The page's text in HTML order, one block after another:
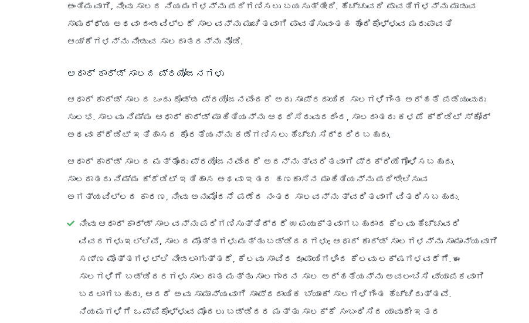
ಅಂತಿಮವಾಗಿ, ನೀವು ಸಾಲದ ನಿಯಮಗಳನ್ನು ಪರಿಗಣಿಸಲು ಬಯಸುತ್ತೀರಿ. ಹೆಚ್ಚುವರಿ ಪಾವತಿಗಳನ್ನು ಮಾಡುವ
ಸಾಮರ್ಥ್ಯ ಅಥವಾ ದಂಡವಿಲ್ಲದೆ ಸಾಲವನ್ನು ಮುಂಚಿತವಾಗಿ ಪಾವತಿಸುವಂತಹ ಹೊಂದಿಕೊಳ್ಳುವ ಮರುಪಾವತಿ
ಆಯ್ಕೆಗಳನ್ನು ನೀಡುವ ಸಾಲದಾತರನ್ನು ನೋಡಿ.
ಆಧಾರ್ ಕಾರ್ಡ್ ಸಾಲದ ಪ್ರಯೋಜನಗಳು
ಆಧಾರ್ ಕಾರ್ಡ್ ಸಾಲದ ಒಂದು ದೊಡ್ಡ ಪ್ರಯೋಜನವೆಂದರೆ ಅದು ಸಾಂಪ್ರದಾಯಿಕ ಸಾಲಗಳಿಗಿಂತ ಅರ್ಹತೆ ಪಡೆಯುವುದು
ಸುಲಭ. ಸಾಲವು ನಿಮ್ಮ ಆಧಾರ್ ಕಾರ್ಡ್ ಮಾಹಿತಿಯನ್ನು ಆಧರಿಸಿರುವುದರಿಂದ, ಸಾಲದಾತರು ಕಳಪೆ ಕ್ರೆಡಿಟ್ ಸ್ಕೋರ್
ಅಥವಾ ಕ್ರೆಡಿಟ್ ಇತಿಹಾಸದ ಕೊರತೆಯನ್ನು ಕಡೆಗಣಿಸಲು ಹೆಚ್ಚು ಸಿದ್ಧರಿರಬಹುದು.
ಆಧಾರ್ ಕಾರ್ಡ್ ಸಾಲದ ಮತ್ತೊಂದು ಪ್ರಯೋಜನವೆಂದರೆ ಅದನ್ನು ತ್ವರಿತವಾಗಿ ಪ್ರಕ್ರಿಯೆಗೊಳಿಸಬಹುದು.
ಸಾಲದಾತರು ನಿಮ್ಮ ಕ್ರೆಡಿಟ್ ಇತಿಹಾಸ ಅಥವಾ ಇತರ ಹಣಕಾಸಿನ ಮಾಹಿತಿಯನ್ನು ಪರಿಶೀಲಿಸುವ
ಅಗತ್ಯವಿಲ್ಲದ ಕಾರಣ, ನೀವು ಅನುಮೋದನೆ ಪಡೆದ ನಂತರ ಸಾಲವನ್ನು ತ್ವರಿತವಾಗಿ ವಿತರಿಸಬಹುದು.
ನೀವು ಆಧಾರ್ ಕಾರ್ಡ್ ಸಾಲವನ್ನು ಪರಿಗಣಿಸುತ್ತಿದ್ದರೆ ಉಪಯುಕ್ತವಾಗಬಹುದಾದ ಕೆಲವು ಹೆಚ್ಚುವರಿ
ವಿವರಗಳು ಇಲ್ಲಿವೆ, ಸಾಲದ ಮೊತ್ತಗಳು ಮತ್ತು ಬಡ್ಡಿದರಗಳು: ಆಧಾರ್ ಕಾರ್ಡ್ ಸಾಲಗಳನ್ನು ಸಾಮಾನ್ಯವಾಗಿ
ಸಣ್ಣ ಮೊತ್ತಗಳಲ್ಲಿ ನೀಡಲಾಗುತ್ತದೆ, ಕೆಲವು ಸಾವಿರ ರೂಪಾಯಿಗಳಿಂದ ಕೆಲವು ಲಕ್ಷಗಳವರೆಗೆ. ಈ
ಸಾಲಗಳಿಗೆ ಬಡ್ಡಿದರಗಳು ಸಾಲದಾತ ಮತ್ತು ಸಾಲಗಾರನ ಸಾಲ ಅರ್ಹತೆಯನ್ನು ಅವಲಂಬಿಸಿ ವ್ಯಾಪಕವಾಗಿ
ಬದಲಾಗಬಹುದು, ಆದರೆ ಅವು ಸಾಮಾನ್ಯವಾಗಿ ಸಾಂಪ್ರದಾಯಿಕ ಬ್ಯಾಂಕ್ ಸಾಲಗಳಿಗಿಂತ ಹೆಚ್ಚಿರುತ್ತವೆ.
ನಿಯಮಗಳಿಗೆ ಒಪ್ಪಿಕೊಳ್ಳುವ ಮೊದಲು ಬಡ್ಡಿದರ ಮತ್ತು ಸಾಲಕ್ಕೆ ಸಂಬಂಧಿಸಿದ ಯಾವುದೇ ಇತರ